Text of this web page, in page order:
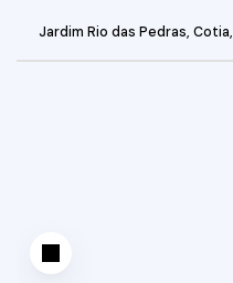
Jardim Rio das Pedras, Cotia,